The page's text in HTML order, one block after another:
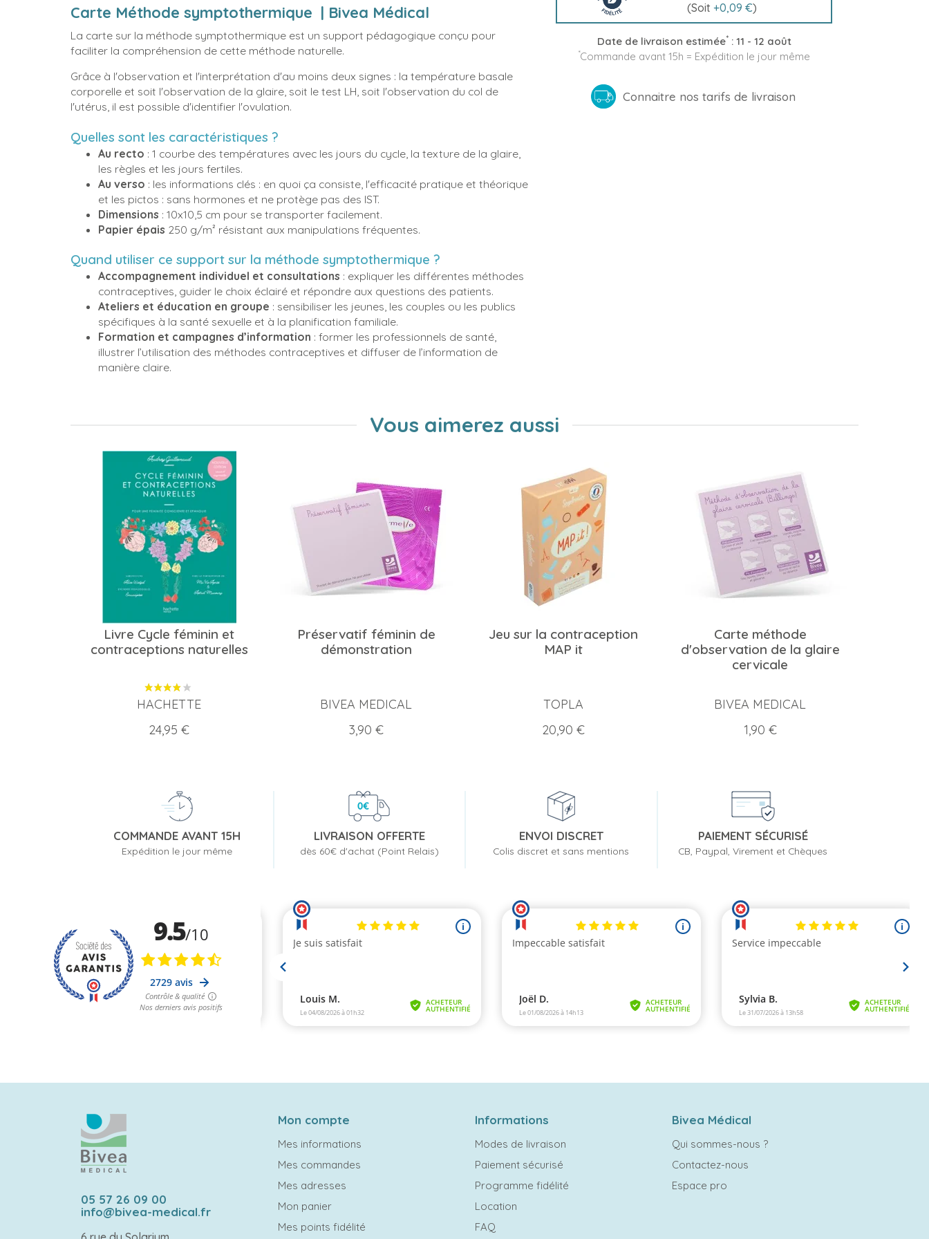
(Soit +0,09 €)
Date de livraison estimée*: 11 - 12 août
*Commande avant 15h = Expédition le jour même
Connaitre nos tarifs de livraison
Carte Méthode symptothermique | Bivea Médical
La carte sur la méthode symptothermique est un support pédagogique conçu pour
faciliter la compréhension de cette méthode naturelle.
Grâce à l'observation et l'interprétation d'au moins deux signes : la température basale
corporelle et soit l'observation de la glaire, soit le test LH, soit l'observation du col de
l'utérus, il est possible d'identifier l'ovulation.
Quelles sont les caractéristiques ?
Au recto : 1 courbe des températures avec les jours du cycle, la texture de la glaire,
les règles et les jours fertiles.
Au verso : les informations clés : en quoi ça consiste, l'efficacité pratique et théorique
et les pictos : sans hormones et ne protège pas des IST.
Dimensions : 10x10,5 cm pour se transporter facilement.
Papier épais 250 g/m² résistant aux manipulations fréquentes.
Quand utiliser ce support sur la méthode symptothermique ?
Accompagnement individuel et consultations : expliquer les différentes méthodes
contraceptives, guider le choix éclairé et répondre aux questions des patients.
Ateliers et éducation en groupe : sensibiliser les jeunes, les couples ou les publics
spécifiques à la santé sexuelle et à la planification familiale.
Formation et campagnes d’information : former les professionnels de santé,
illustrer l’utilisation des méthodes contraceptives et diffuser de l’information de
manière claire.
Vous aimerez aussi
Livre Cycle féminin et
contraceptions naturelles
HACHETTE
Prix
24,95 €
Préservatif féminin de
démonstration
BIVEA MEDICAL
Prix
3,90 €
Jeu sur la contraception
MAP it
TOPLA
Prix
20,90 €
Carte méthode
d'observation de la glaire
cervicale
BIVEA MEDICAL
Prix
1,90 €
COMMANDE AVANT 15H
Expédition le jour même
LIVRAISON OFFERTE
dès 60€ d'achat (Point Relais)
ENVOI DISCRET
Colis discret et sans mentions
PAIEMENT SÉCURISÉ
CB, Paypal, Virement et Chèques
05 57 26 09 00
info@bivea-medical.fr
Mon compte
Mes informations
Mes commandes
Mes adresses
Mon panier
Mes points fidélité
Informations
Modes de livraison
Paiement sécurisé
Programme fidélité
Location
FAQ
Bivea Médical
Qui sommes-nous ?
Contactez-nous
Espace pro